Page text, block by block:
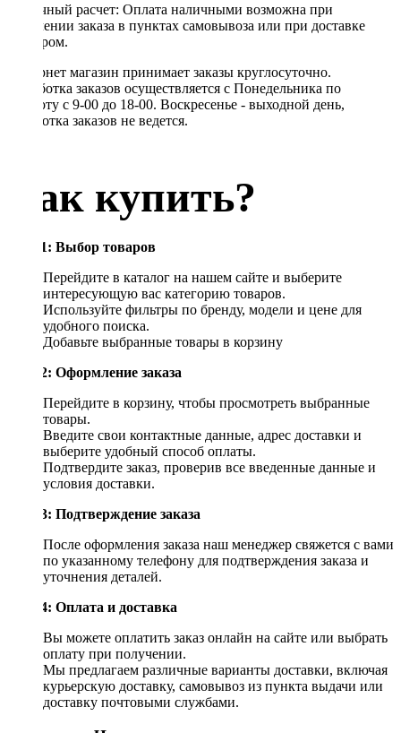
Наличный расчет: Оплата наличными возможна при
получении заказа в пунктах самовывоза или при доставке
курьером.
Интернет магазин принимает заказы круглосуточно.
Обработка заказов осуществляется с Понедельника по
Субботу с 9-00 до 18-00. Воскресенье - выходной день,
обработка заказов не ведется.
Как купить?
Шаг 1: Выбор товаров
Перейдите в каталог на нашем сайте и выберите
интересующую вас категорию товаров.
Используйте фильтры по бренду, модели и цене для
удобного поиска.
Добавьте выбранные товары в корзину
Шаг 2: Оформление заказа
Перейдите в корзину, чтобы просмотреть выбранные
товары.
Введите свои контактные данные, адрес доставки и
выберите удобный способ оплаты.
Подтвердите заказ, проверив все введенные данные и
условия доставки.
Шаг 3: Подтверждение заказа
После оформления заказа наш менеджер свяжется с вами
по указанному телефону для подтверждения заказа и
уточнения деталей.
Шаг 4: Оплата и доставка
Вы можете оплатить заказ онлайн на сайте или выбрать
оплату при получении.
Мы предлагаем различные варианты доставки, включая
курьерскую доставку, самовывоз из пункта выдачи или
доставку почтовыми службами.